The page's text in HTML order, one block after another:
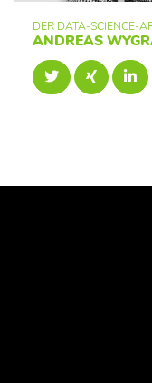
DER DATA-SCIENCE-
ANDREAS